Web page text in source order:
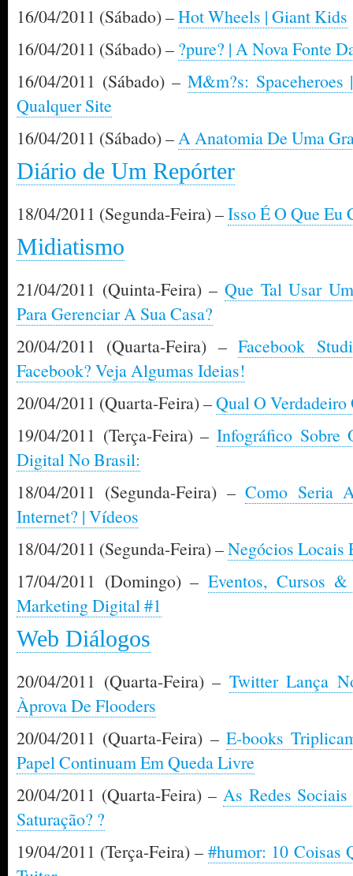
16/04/2011 (Sábado) –Hot Wheels | Giant Kids
16/04/2011 (Sábado) – ?pure? | A Nova Fonte
16/04/2011 (Sábado) – M&m?s:
Qualquer Site
16/04/2011 (Sábado) –A Anatomia De Uma
Diário de Um Repórter
18/04/2011 (Segunda-Feira) –Isso É O Que Eu
Midiatismo
21/04/2011 (Quinta-Feira) – Que Tal Usar
Para Gerenciar A Sua Casa?
20/04/2011 (Quarta-Feira) –Facebook
Facebook? Veja Algumas Ideias!
20/04/2011 (Quarta-Feira) –Qual O
19/04/2011 (Terça-Feira) – Infográfico Sobre
Digital No Brasil:
18/04/2011 (Segunda-Feira) –Como Seria
Internet? | Vídeos
18/04/2011 (Segunda-Feira) –Negócios Locais
17/04/2011 (Domingo) – Eventos, Cursos
Marketing Digital #1
Web Diálogos
20/04/2011 (Quarta-Feira) – Twitter Lança
Àprova De Flooders
20/04/2011 (Quarta-Feira) – E-books
Papel Continuam Em Queda Livre
20/04/2011 (Quarta-Feira) – As Redes
Saturação? ?
19/04/2011 (Terça-Feira) –#humor: 10 Coisas